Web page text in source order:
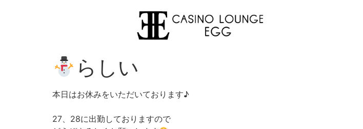
らしい
本日はお休みをいただいております♪
27、28に出勤しておりますので